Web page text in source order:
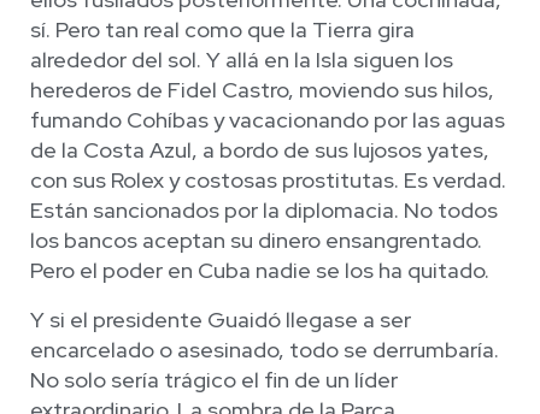
sí. Pero tan real como que la Tierra gira
alrededor del sol. Y allá en la Isla siguen los
herederos de Fidel Castro, moviendo sus hilos,
fumando Cohíbas y vacacionando por las aguas
de la Costa Azul, a bordo de sus lujosos yates,
con sus Rolex y costosas prostitutas. Es verdad.
Están sancionados por la diplomacia. No todos
los bancos aceptan su dinero ensangrentado.
Pero el poder en Cuba nadie se los ha quitado.
Y si el presidente Guaidó llegase a ser
encarcelado o asesinado, todo se derrumbaría.
No solo sería trágico el fin de un líder